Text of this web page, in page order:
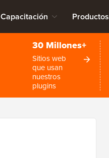
Capacitación Productos
30 Millones+
Sitios web
que usan
nuestros
plugins